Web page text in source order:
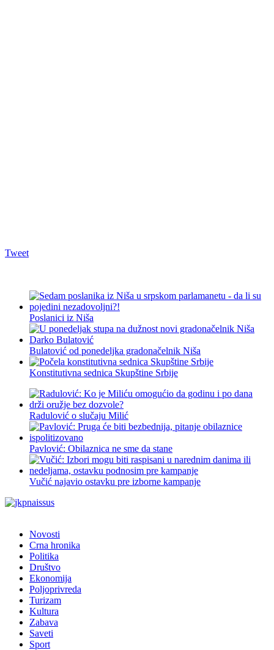
Tweet
Poslanici iz Niša
Bulatović od ponedeljka gradonačelnik Niša
Konstitutivna sednica Skupštine Srbije
Radulović o slučaju Milić
Pavlović: Obilaznica ne sme da stane
Vučić najavio ostavku pre izborne kampanje
Novosti
Crna hronika
Politika
Društvo
Ekonomija
Poljoprivreda
Turizam
Kultura
Zabava
Saveti
Sport